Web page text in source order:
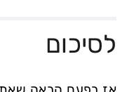
לסיכום